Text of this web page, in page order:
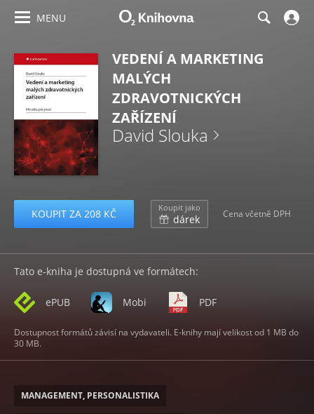
MENU
VEDENÍ A MARKETING
MALÝCH
ZDRAVOTNICKÝCH
ZAŘÍZENÍ
David Slouka
KOUPIT ZA 208 KČ Koupit jako
dárek Cena včetně DPH
Tato e-kniha je dostupná ve formátech:
ePUB Mobi PDF
Dostupnost formátů závisí na vydavateli. E-knihy mají velikost od 1 MB do
30 MB.
MANAGEMENT, PERSONALISTIKA